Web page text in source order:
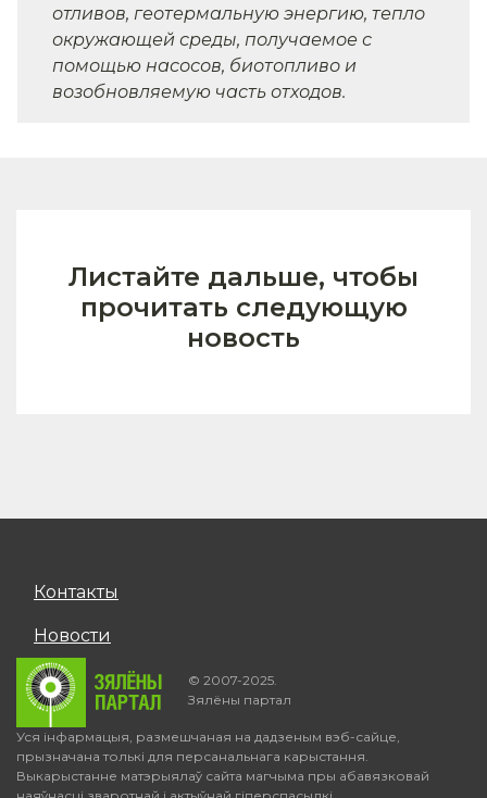
отливов, геотермальную энергию, тепло
окружающей среды, получаемое с
помощью насосов, биотопливо и
возобновляемую часть отходов.
Листайте дальше, чтобы
прочитать следующую
новость
Контакты
Новости
© 2007-2025.
Зялёны партал
Уся інфармацыя, размешчаная на дадзеным вэб-сайце,
прызначана толькі для персанальнага карыстання.
Выкарыстанне матэрыялаў сайта магчыма пры абавязковай